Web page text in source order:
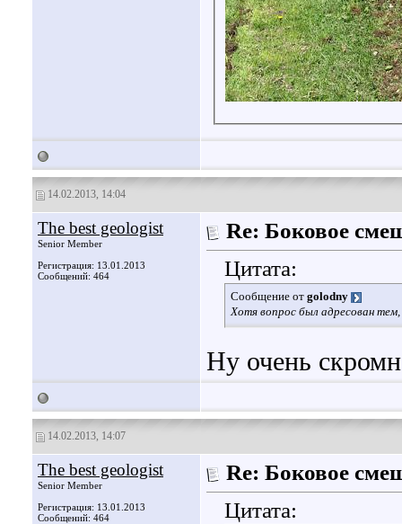
14.02.2013, 14:04
The best geologist
Senior Member
Регистрация: 13.01.2013
Сообщений: 464
Re: Боковое
Цитата:
Сообщение от golodny
Хотя вопрос был адресован
Ну очень
14.02.2013, 14:07
The best geologist
Senior Member
Регистрация: 13.01.2013
Сообщений: 464
Re: Боковое
Цитата: